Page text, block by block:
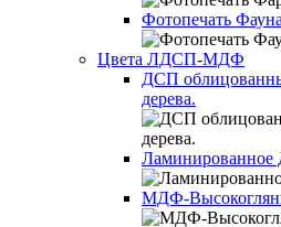
Фотопечать Фауна
Цвета ЛДСП-МДФ
ДСП
дерева.
МДФ-